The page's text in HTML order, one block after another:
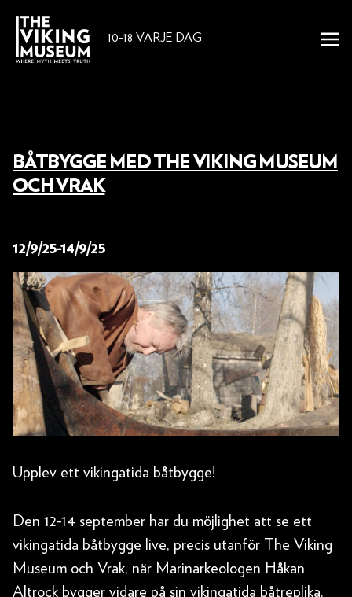
10-18 VARJE DAG
BÅTBYGGE MED THE VIKING MUSEUM
OCH VRAK
12/9/25-14/9/25
Upplev ett vikingatida båtbygge!
Den 12-14 september har du möjlighet att se ett
vikingatida båtbygge live, precis utanför The Viking
Museum och Vrak, när Marinarkeologen Håkan
Altrock bygger vidare på sin vikingatida båtreplika.